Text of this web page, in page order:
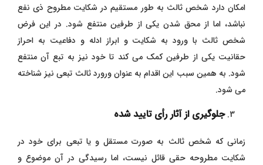
امکان دارد شخص ثالث به طور مستقیم در شکایت مطروح ذی نفع
نباشد، اما از محق شدن یکی از طرفین منتفع شود. در این فرض
شخص ثالث با ورود به شکایت و ابراز ادله و دفاعیت به احراز
حقانیت یکی از طرفین کمک می کند تا خود نیز به تبع آن منتفع
شود. به همین سبب این اقدام به عنوان ورورد ثالث تبعی نیز شناخته
می شود.
جلوگیری از آثار رأی تایید شده
زمانی که شخص ثالث به صورت مستقل و یا تبعی برای خود در
شکایت مطروحه حقی قائل نیست، اما رسیدگی در آن موضوع و